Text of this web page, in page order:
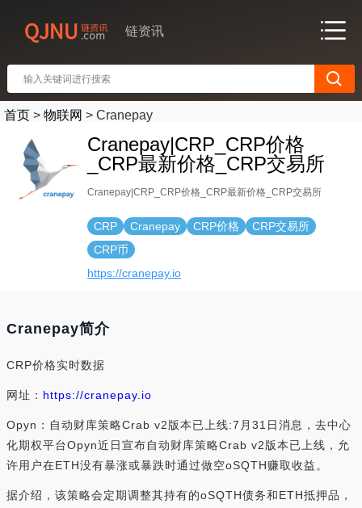
链资讯
首页 > 物联网 > Cranepay
Cranepay|CRP_CRP价格
_CRP最新价格_CRP交易所
Cranepay|CRP_CRP价格_CRP最新价格_CRP交易所
CRP Cranepay CRP价格
CRP交易所
CRP币
https://cranepay.io
Cranepay简介
CRP价格实时数据
网址： https://cranepay.io
Opyn：自动财库策略Crab v2版本已上线:7月31日消息，去中心
化期权平台Opyn近日宣布自动财库策略Crab v2版本已上线，允
许用户在ETH没有暴涨或暴跌时通过做空oSQTH赚取收益。
据介绍，该策略会定期调整其持有的oSQTH债务和ETH抵押品，